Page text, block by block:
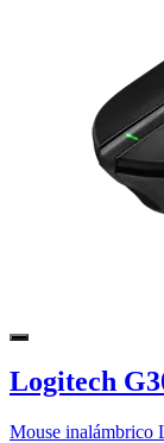
Logitech
Mouse inalámbrico